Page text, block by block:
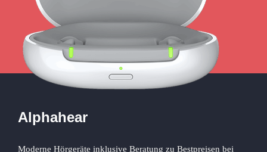
Alphahear
Moderne Hörgeräte inklusive Beratung zu Bestpreisen bei